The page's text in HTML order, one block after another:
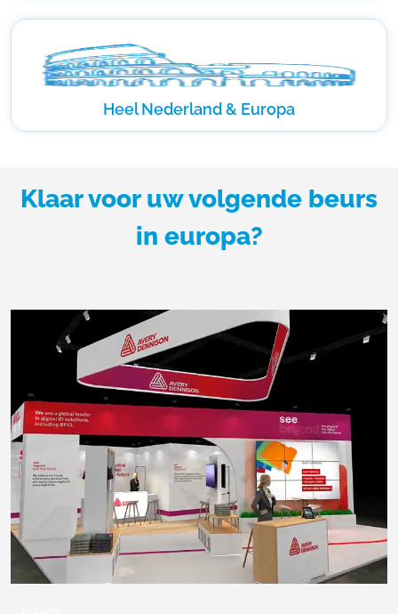
Heel Nederland & Europa
Klaar voor uw volgende beurs
in europa?